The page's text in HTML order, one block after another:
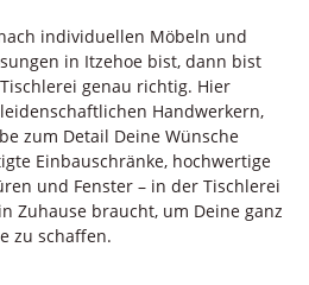
individuellen Möbeln und
in Itzehoe bist, dann bist
genau richtig. Hier
Handwerkern,
zum Detail Deine Wünsche
Einbauschränke, hochwertige
und Fenster – in der Tischlerei
Zuhause braucht, um Deine ganz
zu schaffen.